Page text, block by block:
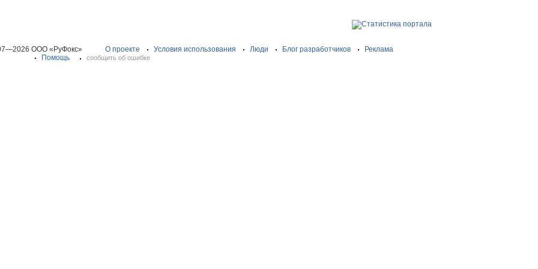
ООО «РуФокс» О проекте Условия использования Люди Блог разработчиков
Реклама
Помощь
сообщить об ошибке